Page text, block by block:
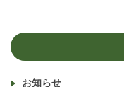
お知らせ